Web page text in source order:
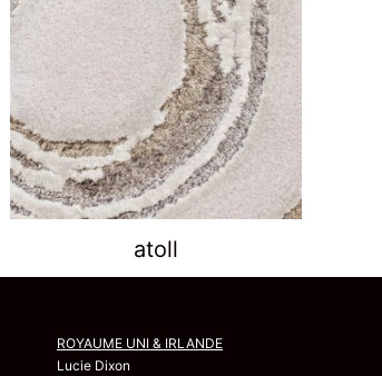
atoll
ROYAUME UNI & IRLANDE
Lucie Dixon